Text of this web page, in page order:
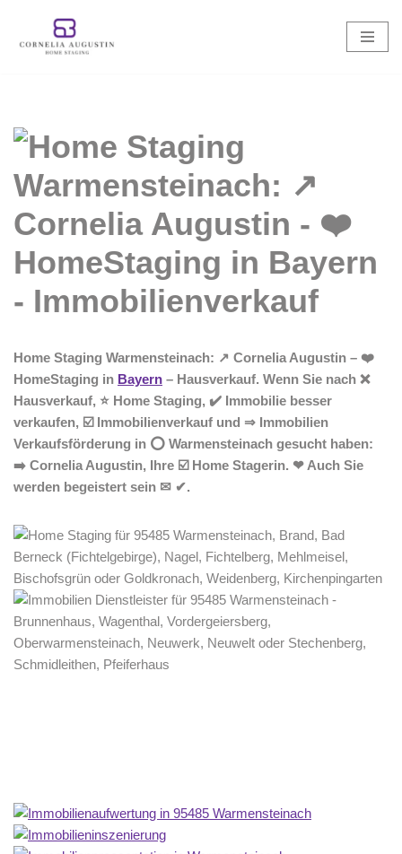
Zum
Home Staging Warmensteinach: ↗️ Cornelia Augustin – ❤️
HomeStaging in Bayern – Hausverkauf. Wenn Sie nach ❌
Hausverkauf, ⭐ Home Staging, ✔️ Immobilie besser
verkaufen, ☑️ Immobilienverkauf und ⇒ Immobilien
Verkaufsförderung in ⭕ Warmensteinach gesucht haben:
➡️ Cornelia Augustin, Ihre ☑️ Home Stagerin. ❤ Auch Sie
werden begeistert sein ✉ ✔.